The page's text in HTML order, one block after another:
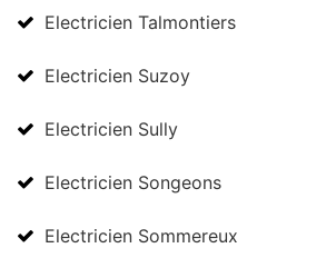
Electricien Talmontiers
Electricien Suzoy
Electricien Sully
Electricien Songeons
Electricien Sommereux